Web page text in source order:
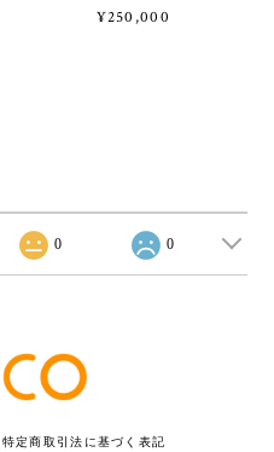
¥250,000
0 0
特定商取引法に基づく表記